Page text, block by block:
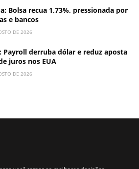
Bolsa recua 1,73%, pressionada por
e bancos
DE 2026
Payroll derruba dólar e reduz aposta
juros nos EUA
DE 2026